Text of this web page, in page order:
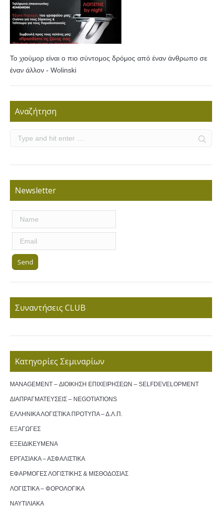
Το χιούμορ είναι ο πιο σύντομος δρόμος από έναν άνθρωπο σε
έναν άλλον - Wolinski
Αναζήτηση
Newsletter
Συναντήσεις CLUB
Κατηγορίες Σεμιναρίων
MANAGEMENT – ΔΙΟΙΚΗΣΗ ΕΠΙΧΕΙΡΗΣΕΩΝ – SELFDEVELOPMENT
ΔΙΑΠΡΑΓΜΑΤΕΥΣΕΙΣ – NEGOTIATIONS
ΕΛΛΗΝΙΚΑ ΛΟΓΙΣΤΙΚΑ ΠΡΟΤΥΠΑ – Δ.Λ.Π.
ΕΞΑΓΩΓΕΣ
ΕΞΕΙΔΙΚΕΥΜΕΝΑ
ΕΡΓΑΣΙΑΚΑ – ΑΣΦΑΛΙΣΤΙΚΑ
ΕΦΑΡΜΟΓΕΣ ΛΟΓΙΣΤΙΚΗΣ & ΜΙΣΘΟΔΟΣΙΑΣ
ΛΟΓΙΣΤΙΚΑ – ΦΟΡΟΛΟΓΙΚΑ
ΝΑΥΤΙΛΙΑΚΑ